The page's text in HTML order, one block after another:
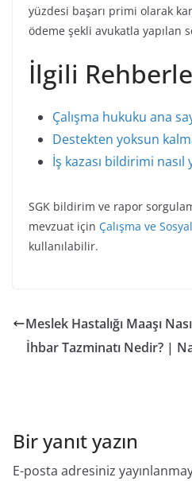
yüzdesi başarı primi olarak
ödeme şekli avukatla yapılan
İlgili
Çalışma hukuku ana
Destekten yoksun
İş kazası bildirimi nasıl
SGK bildirim ve rapor
mevzuat için Çalışma ve
kullanılabilir.
Meslek Hastalığı Maaşı
İhbar Tazminatı Nedir? |
Bir yanıt yazın
E-posta adresiniz